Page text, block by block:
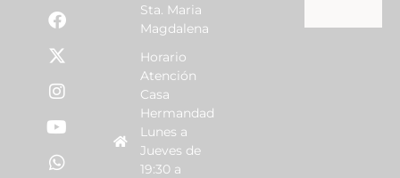
Sta. Maria
Magdalena
Horario
Atención
Casa
Hermandad
Lunes a
Jueves de
19:30 a